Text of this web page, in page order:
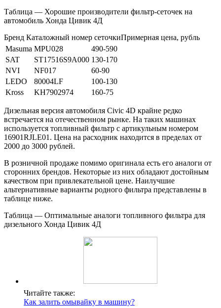
Таблица — Хорошие производители фильтр-сеточек на
автомобиль Хонда Цивик 4Д
Бренд Каталожный номер сеточкиПримерная цена, рубль
Masuma MPU028
490-590
SAT
ST17516S9A000 130-170
NVI
NF017
60-90
LEDO
80004LF
100-130
Kross
KH7902974 160-75
Дизельная версия автомобиля Civic 4D крайне редко
встречается на отечественном рынке. На таких машинах
используется топливный фильтр с артикульным номером
16901RJLE01. Цена на расходник находится в пределах от
2000 до 3000 рублей.
В розничной продаже помимо оригинала есть его аналоги от
сторонних брендов. Некоторые из них обладают достойным
качеством при привлекательной цене. Наилучшие
альтернативные варианты родного фильтра представлены в
таблице ниже.
Таблица — Оптимальные аналоги топливного фильтра для
дизельного Хонда Цивик 4Д
Читайте также:
Как залить омывайку в машину?